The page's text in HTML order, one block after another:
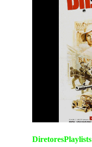
DiretoresPlaylists